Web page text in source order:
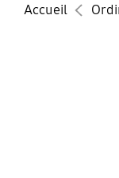
Accueil